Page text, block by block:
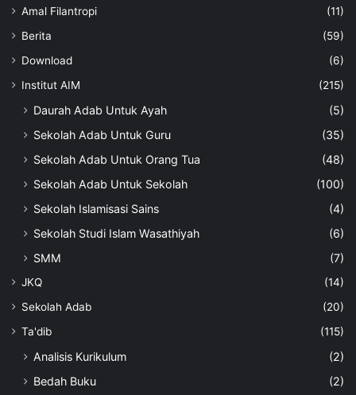
Amal Filantropi
(11)
Berita
(59)
Download
(6)
Institut AIM
(215)
Daurah Adab Untuk Ayah
(5)
Sekolah Adab Untuk Guru
(35)
Sekolah Adab Untuk Orang Tua
(48)
Sekolah Adab Untuk Sekolah
(100)
Sekolah Islamisasi Sains
(4)
Sekolah Studi Islam Wasathiyah
(6)
SMM
(7)
JKQ
(14)
Sekolah Adab
(20)
Ta'dib
(115)
Analisis Kurikulum
(2)
Bedah Buku
(2)